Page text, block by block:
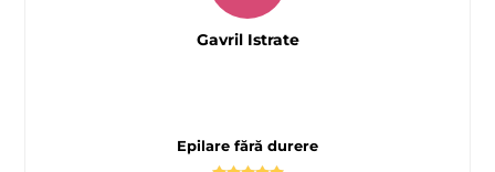
Epilare fără durere
Gavril Istrate